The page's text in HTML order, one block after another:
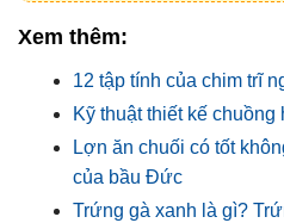
Xem thêm:
12 tập tính của chim trĩ
Kỹ thuật thiết kế chuồng
Lợn ăn chuối có tốt
của bầu Đức
Trứng gà xanh là gì?